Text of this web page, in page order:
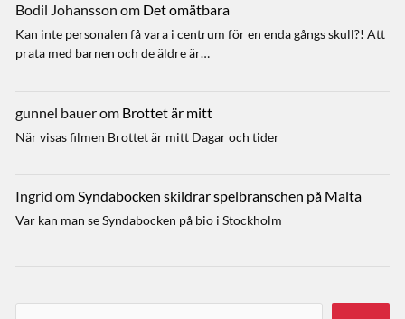
Bodil Johansson om Det omätbara
Kan inte personalen få vara i centrum för en enda gångs skull?! Att
prata med barnen och de äldre är…
gunnel bauerom Brottet är mitt
När visas filmen Brottet är mitt Dagar och tider
Ingrid omSyndabocken skildrar spelbranschen på Malta
Var kan man se Syndabocken på bio i Stockholm